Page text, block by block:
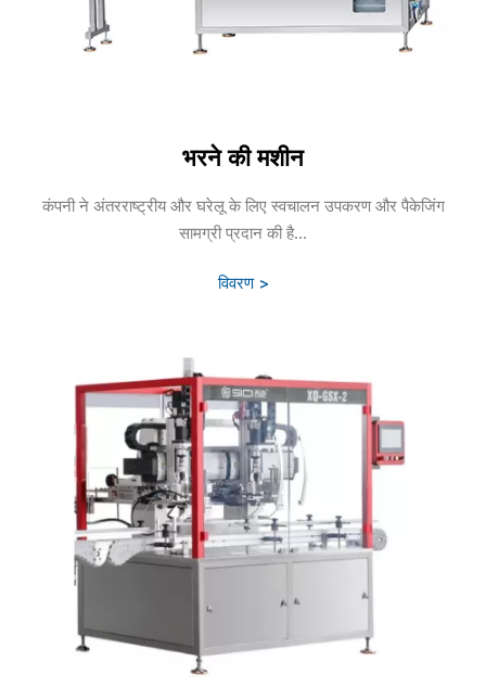
भरने की मशीन
कंपनी ने अंतरराष्ट्रीय और घरेलू के लिए स्वचालन उपकरण और पैकेजिंग
सामग्री प्रदान की है...
विवरण >